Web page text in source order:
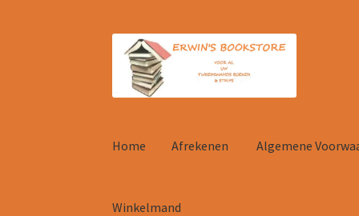
door
naar
navigatie
naar
inhoud
Home Afrekenen Algemene
Winkelmand